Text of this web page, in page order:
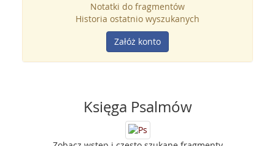
Notatki do fragmentów
Historia ostatnio wyszukanych
Załóż konto
Księga Psalmów